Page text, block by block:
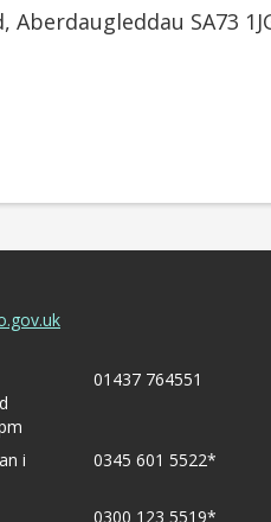
SA73
01437 764551
i
0345 601 5522*
0300 123 5519*